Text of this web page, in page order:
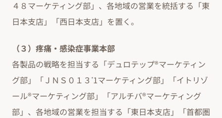
４８マーケティング部」、各地域の営業を統括する「東
日本支店」「西日本支店」を置く。
（３）疼痛・感染症事業本部
各製品の戦略を担当する「デュロテップ®マーケティン
グ部」「ＪＮＳ０１３ *1マーケティング部」「イトリゾ
ール®マーケティング部」「アルチバ®マーケティング
部」、各地域の営業を担当する「東日本支店」「首都圏